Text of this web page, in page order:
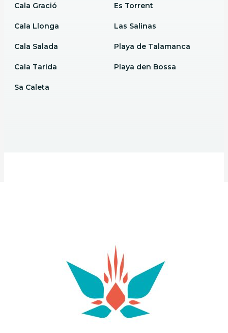
Cala Gració
Cala Llonga
Cala Salada
Cala Tarida
Es Torrent
Las Salinas
Playa de Talamanca
Playa den Bossa
Sa Caleta